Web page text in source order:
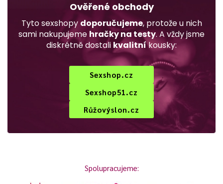
Ověřené obchody
Tyto sexshopy doporučujeme, protože u nich
sami nakupujeme hračky na testy. A vždy jsme
diskrétně dostali kvalitníkousky:
Sexshop.cz
Sexshop51.cz
Růžovýslon.cz
Spolupracujeme: